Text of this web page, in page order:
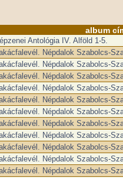
album
Antológia IV. Alföld 1-5.
Népdalok Szabolcs-
Népdalok Szabolcs-
Népdalok Szabolcs-
Népdalok Szabolcs-
Népdalok Szabolcs-
Népdalok Szabolcs-
Népdalok Szabolcs-
Népdalok Szabolcs-
Népdalok Szabolcs-
Népdalok Szabolcs-
Népdalok Szabolcs-